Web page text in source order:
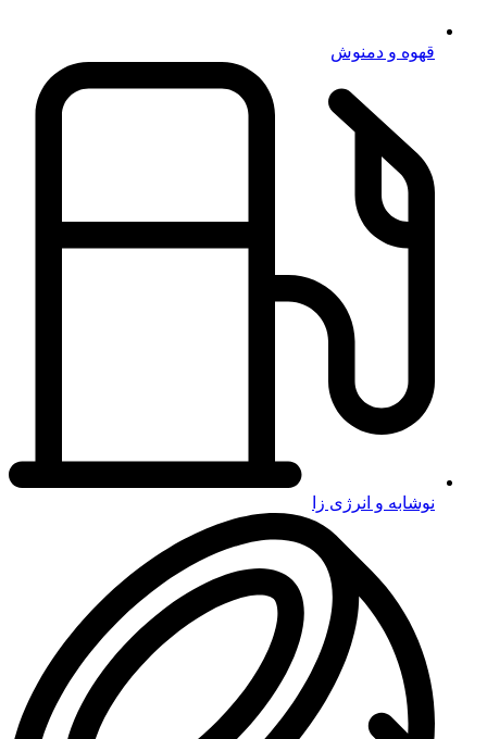
قهوه و دمنوش
نوشابه و انرژی زا